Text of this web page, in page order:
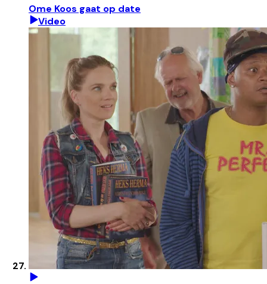
Ome Koos gaat op date
Video